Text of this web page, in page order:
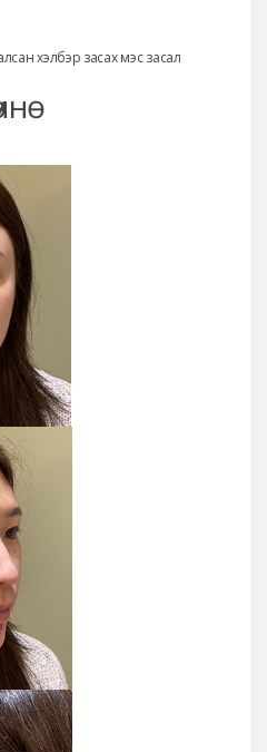
хэлбэр засах мэс засал